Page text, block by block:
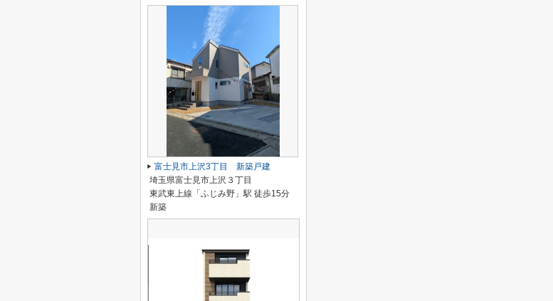
富士見市上沢3丁目 新築戸建
埼玉県富士見市上沢３丁目
東武東上線「ふじみ野」駅 徒歩15分
新築